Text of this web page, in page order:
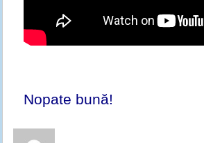
Nopate bună!